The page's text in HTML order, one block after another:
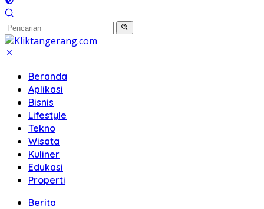
Beranda
Aplikasi
Bisnis
Lifestyle
Tekno
Wisata
Kuliner
Edukasi
Properti
Berita